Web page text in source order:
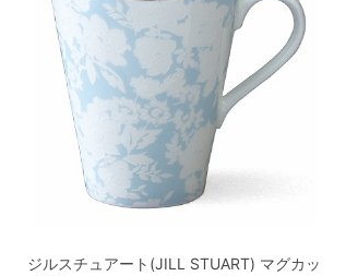
ジルスチュアート(JILL STUART) マグカッ